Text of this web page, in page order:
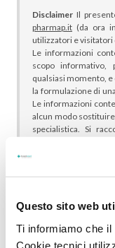
Questo sito web
Ti informiamo che
Cookie tecnici
Disclaimer Il
pharmap.it (da ora
utilizzatori e visitatori
Le informazioni
scopo informativo,
qualsiasi momento,
la formulazione di
Le informazioni
alcun modo
specialistica. Si
indicazione
medicinale è